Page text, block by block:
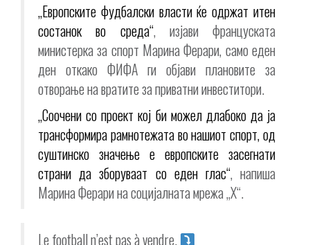
„Европските фудбалски власти ќе одржат итен
состанок во среда“, изјави француската
министерка за спорт Марина Ферари, само еден
ден откако ФИФА ги објави плановите за
отворање на вратите за приватни инвеститори.
„Соочени со проект кој би можел длабоко да ја
трансформира рамнотежата во нашиот спорт, од
суштинско значење е европските засегнати
страни да зборуваат со еден глас“, напиша
Марина Ферари на социјалната мрежа „X“.
Le football n’est pas à vendre.